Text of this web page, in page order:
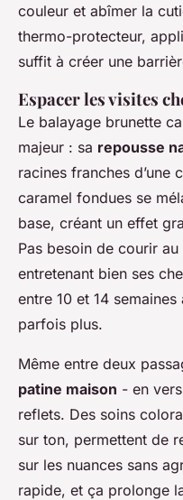
couleur et abîmer la
thermo-protecteur,
suffit à créer une
Espacer les visites
Le balayage brunette
majeur : sa repousse
racines franches d’une
caramel fondues se
base, créant un effet
Pas besoin de courir
entretenant bien ses
entre 10 et 14
parfois plus.
Même entre deux
patine maison - en
reflets. Des soins
sur ton, permettent de
sur les nuances sans
rapide, et ça prolonge